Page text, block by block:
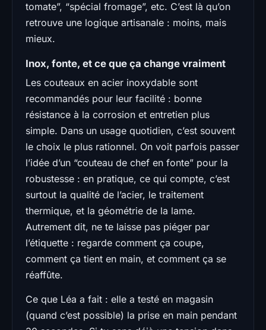
tomate”, “spécial fromage”, etc. C’est là qu’on
retrouve une logique artisanale : moins, mais
mieux.
Inox, fonte, et ce que ça change vraiment
Les couteaux en acier inoxydable sont
recommandés pour leur facilité : bonne
résistance à la corrosion et entretien plus
simple. Dans un usage quotidien, c’est souvent
le choix le plus rationnel. On voit parfois passer
l’idée d’un “couteau de chef en fonte” pour la
robustesse : en pratique, ce qui compte, c’est
surtout la qualité de l’acier, le traitement
thermique, et la géométrie de la lame.
Autrement dit, ne te laisse pas piéger par
l’étiquette : regarde comment ça coupe,
comment ça tient en main, et comment ça se
réaffûte.
Ce que Léa a fait : elle a testé en magasin
(quand c’est possible) la prise en main pendant